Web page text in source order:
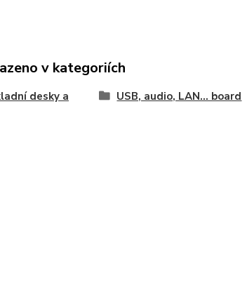
v kategoriích
desky a
USB, audio, LAN... board